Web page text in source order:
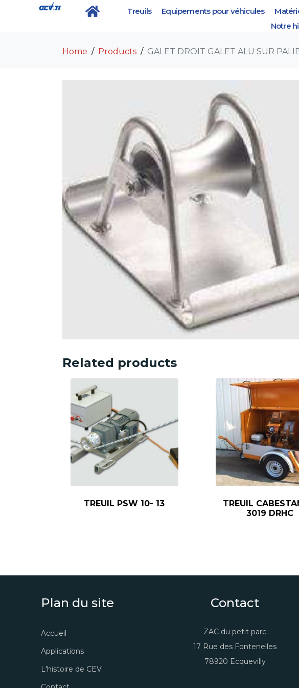
Treuils Equipements pour véhicules
Notre
GALET DROIT GALET ALU
Home Products GALET DROIT GALET ALU SUR
Related products
TREUIL PSW 10- 13
TREUIL
3019 DRHC
Plan du site
Accueil
Applications
L'histoire de CEV
Contact
ZAC du petit parc
17 Rue des Fontenelles
78920 Ecquevilly